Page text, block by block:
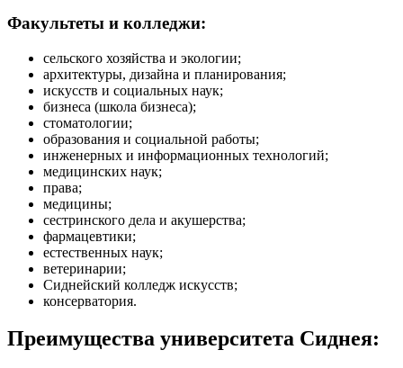
Факультеты и колледжи:
сельского хозяйства и экологии;
архитектуры, дизайна и планирования;
искусств и социальных наук;
бизнеса (школа бизнеса);
стоматологии;
образования и социальной работы;
инженерных и информационных технологий;
медицинских наук;
права;
медицины;
сестринского дела и акушерства;
фармацевтики;
естественных наук;
ветеринарии;
Сиднейский колледж искусств;
консерватория.
Преимущества университета Сиднея: